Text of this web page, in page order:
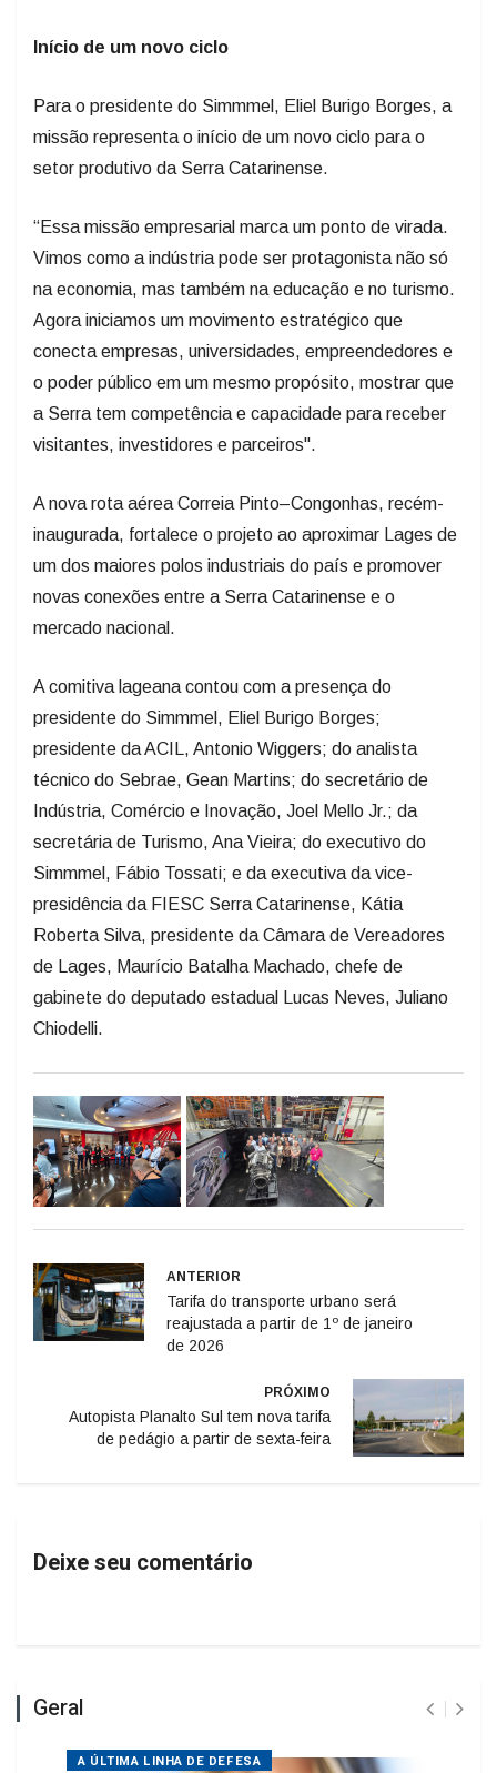
missão representa o início de um novo ciclo para o
setor produtivo da Serra Catarinense.
Vimos como a indústria pode ser protagonista não só
na economia, mas também na educação e no turismo.
Agora iniciamos um movimento estratégico que
conecta empresas, universidades, empreendedores e
o poder público em um mesmo propósito, mostrar que
a Serra tem competência e capacidade para receber
visitantes, investidores e parceiros".
inaugurada, fortalece o projeto ao aproximar Lages de
um dos maiores polos industriais do país e promover
novas conexões entre a Serra Catarinense e o
mercado nacional.
presidente do Simmmel, Eliel Burigo Borges;
presidente da ACIL, Antonio Wiggers; do analista
técnico do Sebrae, Gean Martins; do secretário de
Indústria, Comércio e Inovação, Joel Mello Jr.; da
secretária de Turismo, Ana Vieira; do executivo do
Simmmel, Fábio Tossati; e da executiva da vice-
presidência da FIESC Serra Catarinense, Kátia
Roberta Silva, presidente da Câmara de Vereadores
de Lages, Maurício Batalha Machado, chefe de
gabinete do deputado estadual Lucas Neves, Juliano
Chiodelli.
reajustada a partir de 1º de janeiro
de 2026
de pedágio a partir de sexta-feira